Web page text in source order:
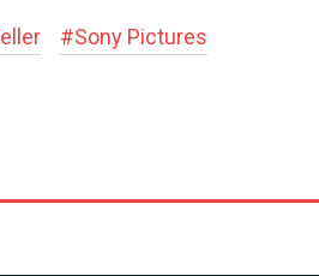
#Sony Pictures